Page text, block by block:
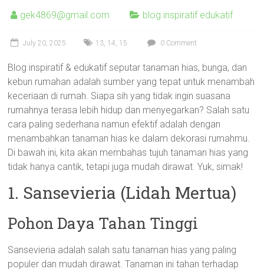
gek4869@gmail.com blog inspiratif edukatif
July 20, 2025 13, 14, 15 0 Comment
Blog inspiratif & edukatif seputar tanaman hias, bunga, dan
kebun rumahan adalah sumber yang tepat untuk menambah
keceriaan di rumah. Siapa sih yang tidak ingin suasana
rumahnya terasa lebih hidup dan menyegarkan? Salah satu
cara paling sederhana namun efektif adalah dengan
menambahkan tanaman hias ke dalam dekorasi rumahmu.
Di bawah ini, kita akan membahas tujuh tanaman hias yang
tidak hanya cantik, tetapi juga mudah dirawat. Yuk, simak!
1. Sansevieria (Lidah Mertua)
Pohon Daya Tahan Tinggi
Sansevieria adalah salah satu tanaman hias yang paling
populer dan mudah dirawat. Tanaman ini tahan terhadap